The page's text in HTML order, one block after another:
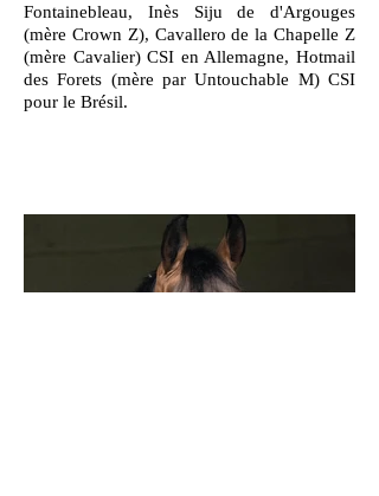
Fontainebleau, Inès Siju de d'Argouges
(mère Crown Z), Cavallero de la Chapelle Z
(mère Cavalier) CSI en Allemagne, Hotmail
des Forets (mère par Untouchable M) CSI
pour le Brésil.